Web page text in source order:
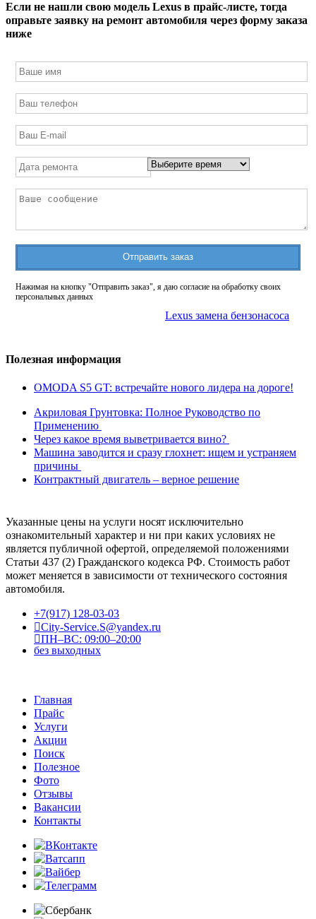
Если не нашли свою модель Lexus в прайс-листе, тогда
оправьте заявку на ремонт автомобиля через форму заказа
ниже
Отправить заказ
Нажимая на кнопку "Отправить заказ", я даю согласие на обработку своих
персональных данных
Lexus замена бензонасоса
Полезная информация
OMODA S5 GT: встречайте нового лидера на дороге!
Акриловая Грунтовка: Полное Руководство по
Применению
Через какое время выветривается вино?
Машина заводится и сразу глохнет: ищем и устраняем
причины
Контрактный двигатель – верное решение
Указанные цены на услуги носят исключительно
ознакомительный характер и ни при каких условиях не
является публичной офертой, определяемой положениями
Статьи 437 (2) Гражданского кодекса РФ. Стоимость работ
может меняется в зависимости от технического состояния
автомобиля.
+7(917) 128-03-03
City-Service.S@yandex.ru
ПН–ВС: 09:00–20:00
без выходных
Главная
Прайс
Услуги
Акции
Поиск
Полезное
Фото
Отзывы
Вакансии
Контакты